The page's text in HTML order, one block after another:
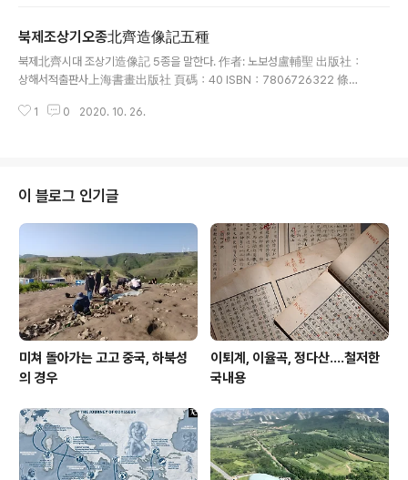
와 해서) 지방에서 생산되는 것은 서초西草라 일컫고, 삼
남 지방에서 생산되는 것은 남초南草라 부르며 혹은 언蔫
혹은 어菸라고 부르지만 모두 알맞은 글자는 아니다. 총괄
식에 해가 되고, 정해진 때 없이 피워대니 氣에 해가 된다.
북제조상기오종北齊造像記五種
북제北齊시대 조상기造像記 5종을 말한다. 作者: 노보성盧輔聖 出版社：
상해서적출판사上海書畫出版社 頁碼：40 ISBN：7806726322 條
6開 套裝數量：1 內容簡介 中國民間書法大系. 媒體推薦 北齊造像記
個焦點, 這兩個因素對北齊造像書法的展開與發展具有至關重要的作
用. 東魏 武定 八年(五五○) 五月, 受孝靜帝禪讓的高洋, 自稱文宣帝,
改年號爲天保元年, 建立了北齊. 熱衷於佛教的文宣帝建寺尊僧還禁
食肉. 《續高僧傳》 卷十靖嵩傳云：屬高齊之盛, 佛教中興, 都天下大寺
略計四千, 見往..
1 0 2020. 10. 26.
이 블로그 인기글
미쳐 돌아가는 고고 중국, 하북성
의 경우
이퇴계, 이율곡, 정다산....철저한
국내용